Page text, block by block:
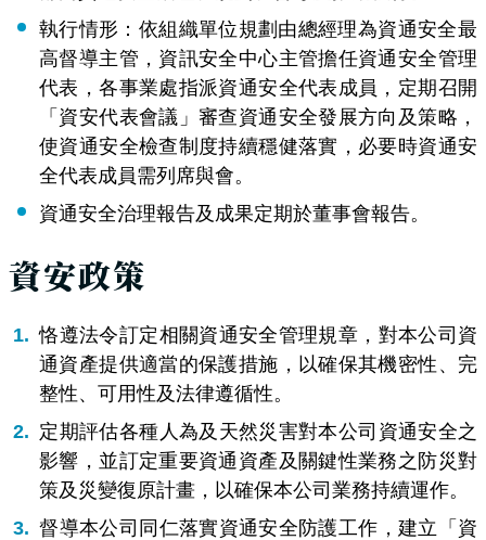
執行情形：依組織單位規劃由總經理為資通安全最
高督導主管，資訊安全中心主管擔任資通安全管理
代表，各事業處指派資通安全代表成員，定期召開
「資安代表會議」審查資通安全發展方向及策略，
使資通安全檢查制度持續穩健落實，必要時資通安
全代表成員需列席與會。
資通安全治理報告及成果定期於董事會報告。
資安政策
恪遵法令訂定相關資通安全管理規章，對本公司資
通資產提供適當的保護措施，以確保其機密性、完
整性、可用性及法律遵循性。
定期評估各種人為及天然災害對本公司資通安全之
影響，並訂定重要資通資產及關鍵性業務之防災對
策及災變復原計畫，以確保本公司業務持續運作。
督導本公司同仁落實資通安全防護工作，建立「資